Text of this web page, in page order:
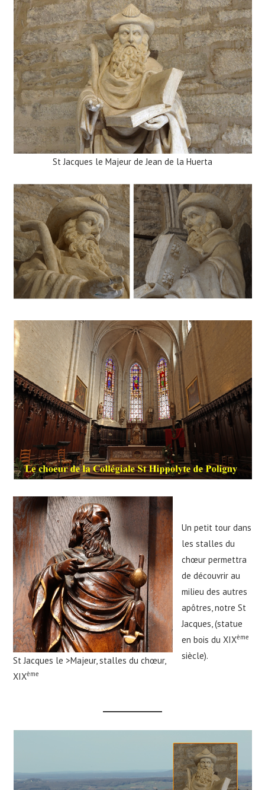
St Jacques le Majeur de Jean de la Huerta
St Jacques le >Majeur, stalles du chœur,
XIXème
Un petit tour dans
les stalles du
chœur permettra
de découvrir au
milieu des autres
apôtres, notre St
Jacques, (statue
en bois du XIXème
siècle).